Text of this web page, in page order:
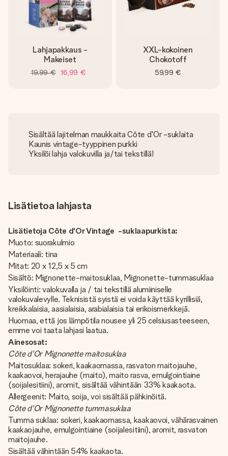
Lahjapakkaus -
Makeiset
19,99 € 16,99 €
XXL-kokoinen
Chokotoff
59,99 €
Sisältää lajitelman maukkaita Côte d'Or -suklaita
Kaunis vintage-tyyppinen purkki
Yksilöi lahja valokuvilla ja/tai tekstillä!
Lisätietoa lahjasta
Lisätietoja Côte d'Or Vintage -suklaapurkista:
Muoto: suorakulmio
Materiaali: tina
Mitat: 20 x 12,5 x 5 cm
Sisältö: Mignonette-maitosuklaa, Mignonette-tummasuklaa
Yksilöinti: valokuvalla ja / tai tekstillä alumiiniselle
valokuvalevylle. Teknisistä syistä ei voida käyttää kyrillisiä,
kreikkalaisia, aasialaisia, arabialaisia ​​tai erikoismerkkejä.
Huomaa, että jos lämpötila nousee yli 25 celsiusasteeseen,
emme voi taata lahjasi laatua.
Ainesosat:
Côte d'Or Mignonette maitosuklaa
Maitosuklaa: sokeri, kaakaomassa, rasvaton maitojauhe,
kaakaovoi, herajauhe (maito), maito rasva, emulgointiaine
(soijalesitiini), aromit, sisältää vähintään 33% kaakaota.
Allergeenit: Maito, soija, voi sisältää pähkinöitä.
Côte d'Or Mignonette tummasuklaa
Tumma suklaa: sokeri, kaakaomassa, kaakaovoi, vähärasvainen
kaakaojauhe, emulgointiaine (soijalesitiini), aromit, rasvaton
maitojauhe.
Sisältää vähintään 54% kaakaota.